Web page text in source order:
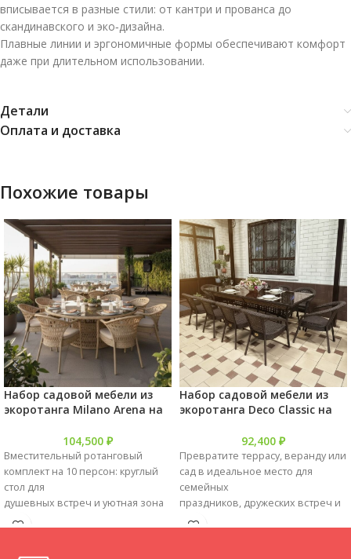
вписывается в разные стили: от кантри и прованса до
скандинавского и эко‑дизайна.
Плавные линии и эргономичные формы обеспечивают комфорт
даже при длительном использовании.
Детали
Оплата и доставка
Похожие товары
Набор садовой мебели из
экoротанга Milano Arena на
104,500 ₽
Вместительный ротанговый
комплект на 10 персон: круглый
стол для
душевных встреч и уютная зона
отдыха. Искуственный ротанг –
Набор садовой мебели из
экоротанга Deco Classic на
92,400 ₽
Превратите террасу, веранду или
сад в идеальное место для
семейных
праздников, дружеских встреч и
торжественных мероприятий с